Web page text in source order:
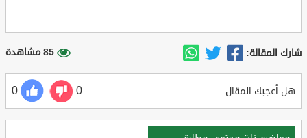
شارك المقالة: 85 مشاهدة
هل أعجبك المقال 0
0